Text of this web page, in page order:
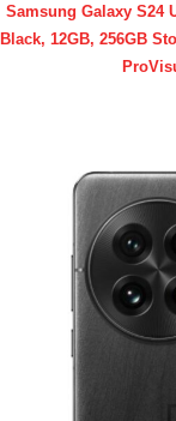
Samsung Galaxy S24
Black, 12GB, 256GB